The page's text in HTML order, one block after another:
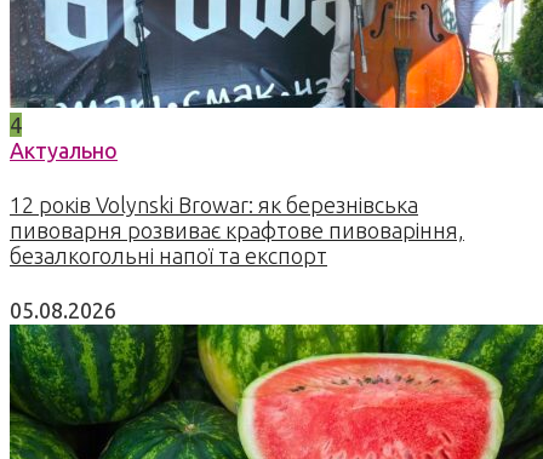
4
Актуально
12 років Volynski Browar: як березнівська
пивоварня розвиває крафтове пивоваріння,
безалкогольні напої та експорт
05.08.2026